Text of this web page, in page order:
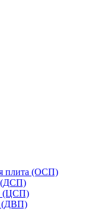
плита (ОСП)
(ДСП)
(ЦСП)
(ДВП)